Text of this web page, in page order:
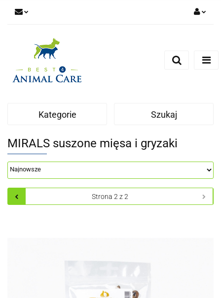
Kategorie Szukaj
MIRALS suszone mięsa i gryzaki